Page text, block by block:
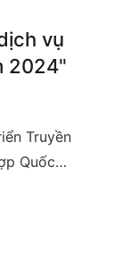
vụ
2024"
Truyền
Quốc